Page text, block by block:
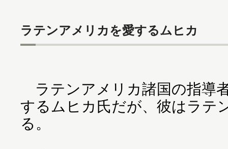
ラテンアメリカを愛するムヒカ
ラテンアメリカ諸国の指導
するムヒカ氏だが、彼はラテ
る。